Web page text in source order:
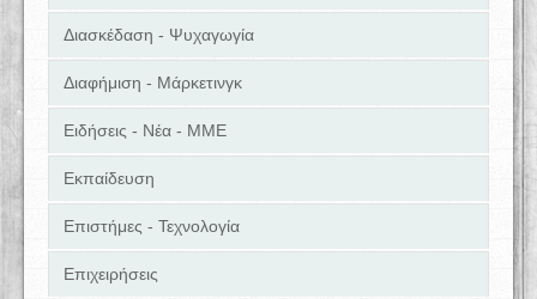
Διασκέδαση - Ψυχαγωγία
Διαφήμιση - Μάρκετινγκ
Ειδήσεις - Νέα - ΜΜΕ
Εκπαίδευση
Επιστήμες - Τεχνολογία
Επιχειρήσεις